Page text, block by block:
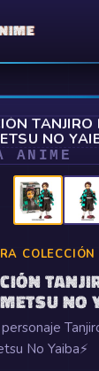
NO
ANIME
NO
No Yaiba⚡